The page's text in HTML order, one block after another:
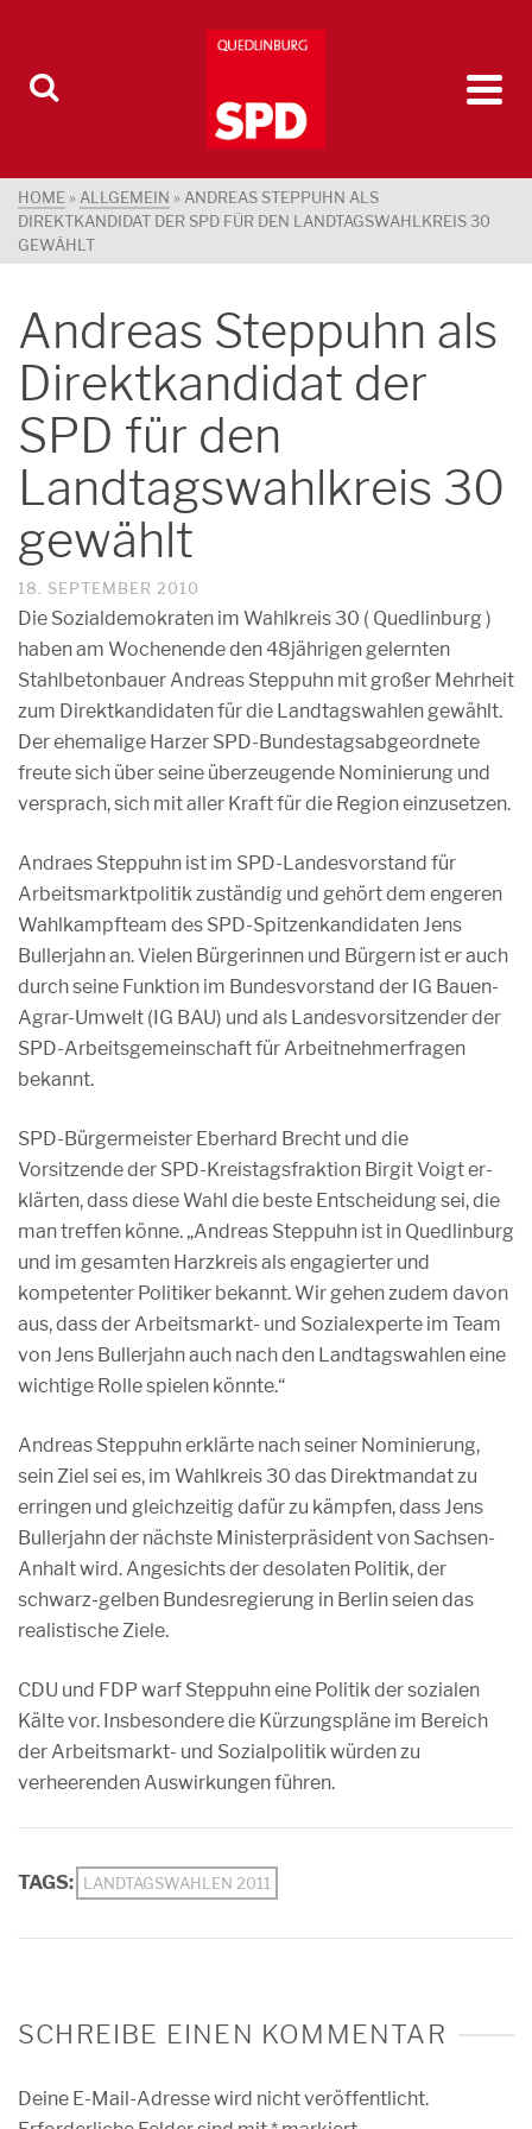
HOME » ALLGEMEIN » ANDREAS STEPPUHN ALS
DIREKTKANDIDAT DER SPD FÜR DEN LANDTAGSWAHLKREIS 30
GEWÄHLT
Andreas Steppuhn als
Direktkandidat der
SPD für den
Landtagswahlkreis 30
gewählt
18. SEPTEMBER 2010
Die Sozialdemokraten im Wahlkreis 30 ( Quedlinburg )
haben am Wochenende den 48jährigen gelernten
Stahlbetonbauer Andreas Steppuhn mit großer Mehrheit
zum Direktkandi­daten für die Landtagswahlen gewählt.
Der ehemalige Harzer SPD-Bundestagsabgeordnete
freute sich über seine überzeugende Nominierung und
versprach, sich mit aller Kraft für die Region einzu­setzen.
Andraes Steppuhn ist im SPD-Landesvorstand für
Arbeitsmarktpolitik zuständig und gehört dem engeren
Wahlkampfteam des SPD-Spitzenkandidaten Jens
Bullerjahn an. Vielen Bürgerinnen und Bürgern ist er auch
durch seine Funktion im Bundesvorstand der IG Bauen-
Agrar-Umwelt (IG BAU) und als Landesvorsitzender der
SPD-Arbeitsgemeinschaft für Arbeitnehmerfragen
bekannt.
SPD-Bürgermeister Eberhard Brecht und die
Vorsitzende der SPD-Kreistagsfraktion Birgit Voigt er­
klärten, dass diese Wahl die beste Entscheidung sei, die
man treffen könne. „Andreas Steppuhn ist in Quedlinburg
und im gesamten Harzkreis als engagierter und
kompetenter Politiker bekannt. Wir gehen zudem davon
aus, dass der Arbeitsmarkt- und Sozialexperte im Team
von Jens Bullerjahn auch nach den Landtagswahlen eine
wichtige Rolle spielen könnte.“
Andreas Steppuhn erklärte nach seiner Nominierung,
sein Ziel sei es, im Wahlkreis 30 das Direkt­mandat zu
erringen und gleichzeitig dafür zu kämpfen, dass Jens
Bullerjahn der nächste Minister­präsident von Sachsen-
Anhalt wird. Angesichts der desolaten Politik, der
schwarz-gelben Bundes­regierung in Berlin seien das
realistische Ziele.
CDU und FDP warf Steppuhn eine Politik der sozialen
Kälte vor. Insbesondere die Kürzungspläne im Bereich
der Arbeitsmarkt- und Sozialpolitik würden zu
verheerenden Auswirkungen führen.
TAGS: LANDTAGSWAHLEN 2011
SCHREIBE EINEN KOMMENTAR
Deine E-Mail-Adresse wird nicht veröffentlicht.